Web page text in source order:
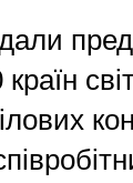
країн